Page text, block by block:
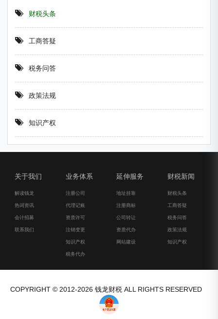
财税头条
工商答疑
税务问答
政策法规
知识产权
关于我们
解读钱龙
热词资讯
会计招募
联系我们
业务体系
注册公司
代理记账
资质许可
注销变更
知识产权
税务代办
延伸服务
地址挂靠
注册商标
公司转让
资质代办
网站建设
财税新闻
财税头条
工商答疑
税务问答
政策法规
知识产权
COPYRIGHT © 2012-2026 钱龙财税 ALL RIGHTS RESERVED